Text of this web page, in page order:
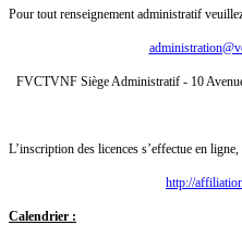
Pour tout renseignement administratif
FVCTVNF Siège Administratif - 10
L’inscription des licences s’effectue en
http://
Calendrier :